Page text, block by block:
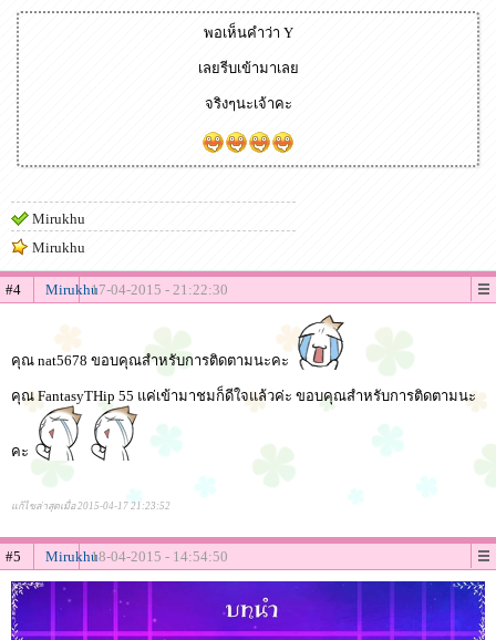
พอเห็นคำว่า Y
เลยรีบเข้ามาเลย
จริงๆนะเจ้าคะ
Mirukhu
Mirukhu
#4 Mirukhu17-04-2015 - 21:22:30
คุณ nat5678 ขอบคุณสำหรับการติดตามนะคะ
คุณ FantasyTHip 55 แค่เข้ามาชมก็ดีใจแล้วค่ะ ขอบคุณสำหรับการติดตามนะ
คะ
แก้ไขล่าสุดเมื่อ 2015-04-17 21:23:52
#5 Mirukhu18-04-2015 - 14:54:50